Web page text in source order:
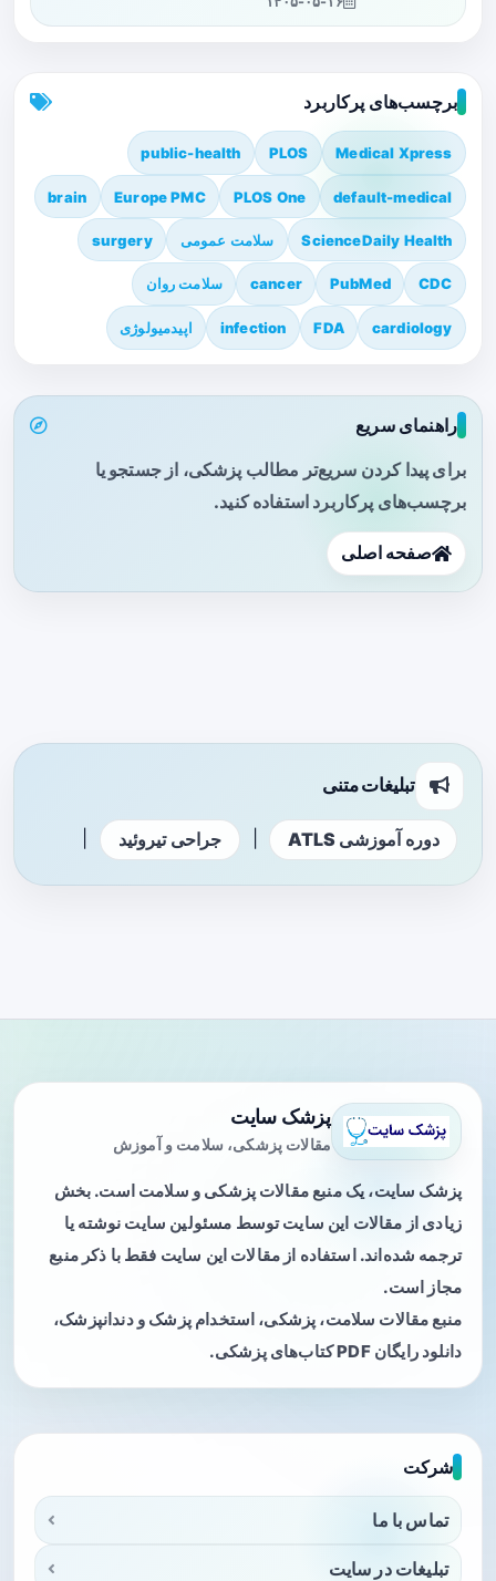
برچسب‌های پرکاربرد
Medical Xpress
PLOS
public-health
default-medical
PLOS One
Europe PMC
brain
ScienceDaily Health سلامت عمومی surgery
CDC
PubMed
cancer سلامت روان
cardiology
FDA
infection اپیدمیولوژی
راهنمای سریع
برای پیدا کردن سریع‌تر مطالب پزشکی، از جستجو یا
برچسب‌های پرکاربرد استفاده کنید.
صفحه اصلی
تبلیغات متنی
دوره آموزشی ATLS جراحی تیروئید
پزشک سایت
مقالات پزشکی، سلامت و آموزش
پزشک سایت، یک منبع مقالات پزشکی و سلامت است. بخش
زیادی از مقالات این سایت توسط مسئولین سایت نوشته یا
ترجمه شده‌اند. استفاده از مقالات این سایت فقط با ذکر منبع
مجاز است.
منبع مقالات سلامت، پزشکی، استخدام پزشک و دندانپزشک،
دانلود رایگان PDF کتاب‌های پزشکی.
شرکت
تماس با ما
تبلیغات در سایت